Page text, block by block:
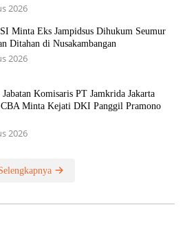
2026
Minta Eks Jampidsus Dihukum Seumur
Ditahan di Nusakambangan
2026
Jabatan Komisaris PT Jamkrida Jakarta
Minta Kejati DKI Panggil Pramono
2026